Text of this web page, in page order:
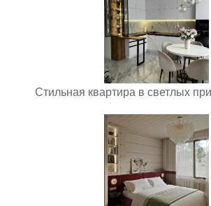
Стильная квартира в светлых